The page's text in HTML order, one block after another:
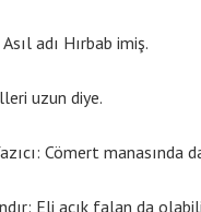
adı Hırbab imiş.
uzun diye.
Cömert manasında
Eli açık falan da